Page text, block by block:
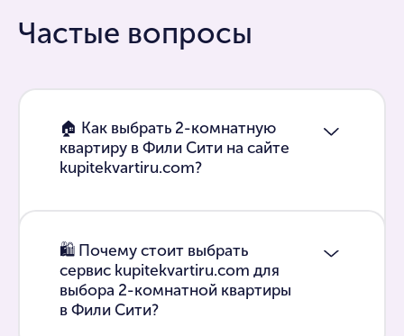
Частые вопросы
🏠 Как выбрать 2-комнатную
квартиру в Фили Сити на сайте
kupitekvartiru.com?
🛍 Почему стоит выбрать
сервис kupitekvartiru.com для
выбора 2-комнатной квартиры
в Фили Сити?